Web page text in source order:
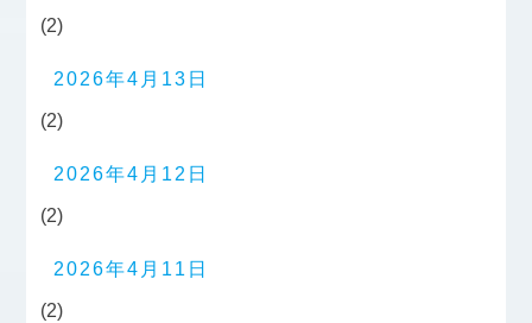
(2)
2026年4月13日
(2)
2026年4月12日
(2)
2026年4月11日
(2)